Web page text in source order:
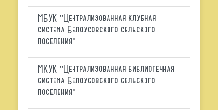
МБУК "Централизованная клубная
система Белоусовского сельского
поселения"
МКУК "Централизованная библиотечная
система Белоусовского сельского
поселения"